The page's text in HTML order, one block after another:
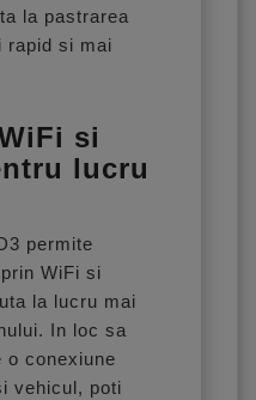
la pastrarea
rapid si mai
si
lucru
permite
WiFi si
la lucru mai
In loc sa
o conexiune
vehicul, poti